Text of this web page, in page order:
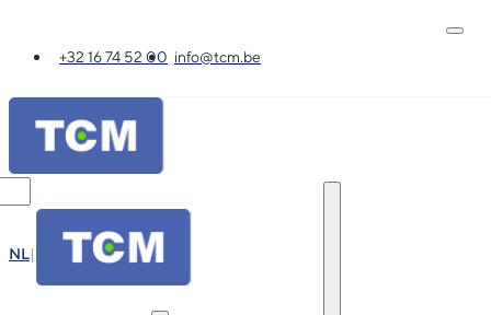
+32 16 74 52 00 info@tcm.be
NL| DE